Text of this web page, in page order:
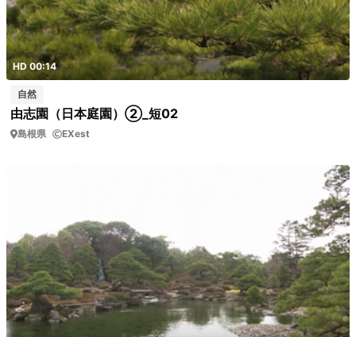
HD 00:14
自然
由志園（日本庭園）②_短02
島根県 EXest